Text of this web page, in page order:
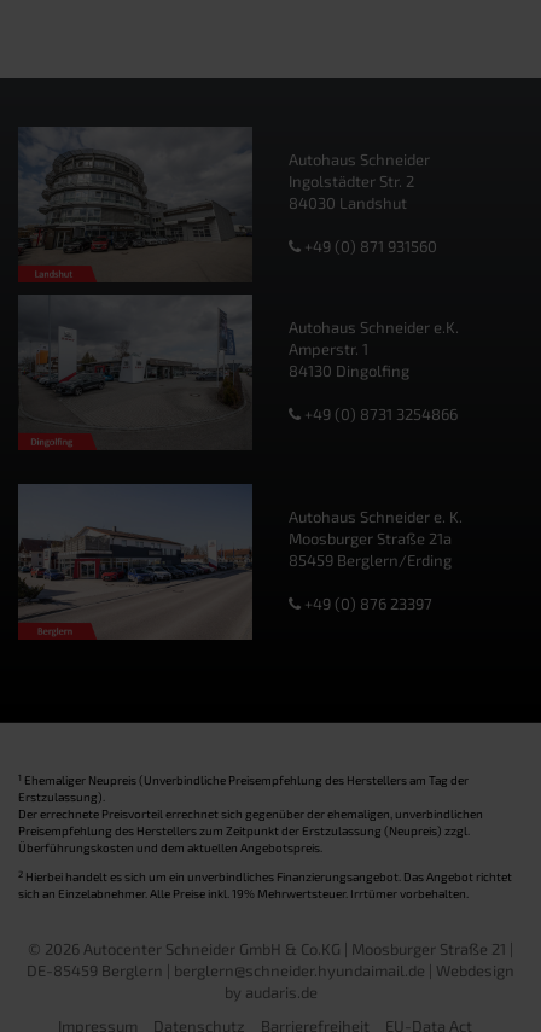
Autohaus Schneider
Ingolstädter Str. 2
84030 Landshut
+49 (0) 871 931560
Autohaus Schneider e.K.
Amperstr. 1
84130 Dingolfing
+49 (0) 8731 3254866
Autohaus Schneider e. K.
Moosburger Straße 21a
85459 Berglern/Erding
+49 (0) 876 23397
1 Ehemaliger Neupreis (Unverbindliche Preisempfehlung des Herstellers am Tag der
Erstzulassung).
Der errechnete Preisvorteil errechnet sich gegenüber der ehemaligen, unverbindlichen
Preisempfehlung des Herstellers zum Zeitpunkt der Erstzulassung (Neupreis) zzgl.
Überführungskosten und dem aktuellen Angebotspreis.
2 Hierbei handelt es sich um ein unverbindliches Finanzierungsangebot. Das Angebot richtet
sich an Einzelabnehmer. Alle Preise inkl. 19% Mehrwertsteuer. Irrtümer vorbehalten.
© 2026 Autocenter Schneider GmbH & Co.KG | Moosburger Straße 21 |
DE-85459 Berglern | berglern@schneider.hyundaimail.de | Webdesign
by audaris.de
Impressum
Datenschutz Barrierefreiheit EU-Data Act